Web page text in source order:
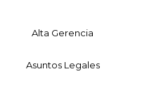
Alta Gerencia
Asuntos Legales